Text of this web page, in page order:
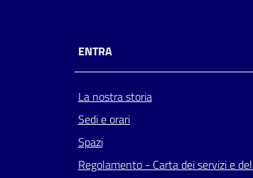
ENTRA
La nostra storia
Sedi e orari
Spazi
Regolamento - Carta dei servizi e